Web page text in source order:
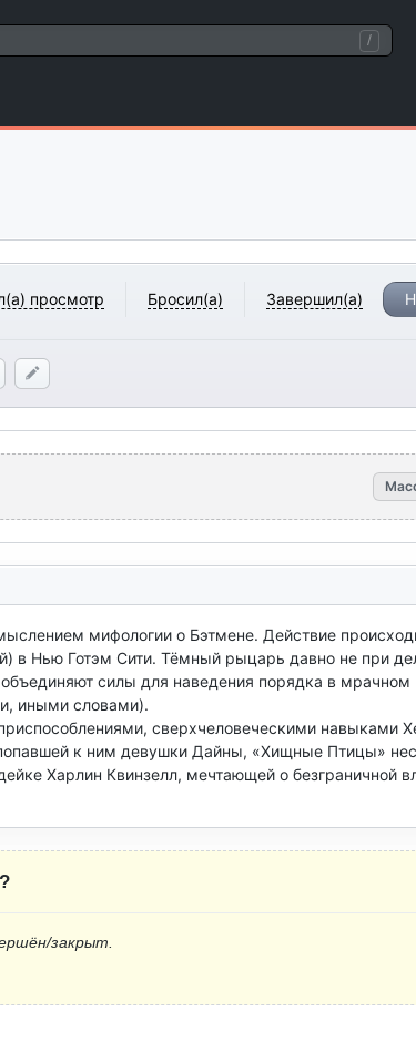
/
просмотр Бросил(а) Завершил(а)
мифологии о Бэтмене. Действие
в Нью Готэм Сити. Тёмный рыцарь давно не при
силы для наведения порядка в мрачном
иными словами).
сверхчеловеческими навыками
к ним девушки Дайны, «Хищные Птицы»
Харлин Квинзелл, мечтающей о безграничной
?
закрыт.